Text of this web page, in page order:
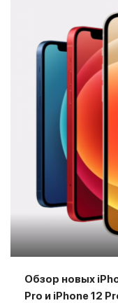
Обзор новых
Pro и iPhone 12